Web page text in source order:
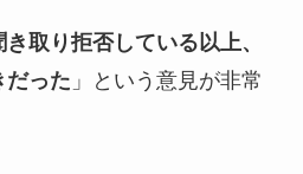
取り拒否している以上、
だった 」という意見が非常